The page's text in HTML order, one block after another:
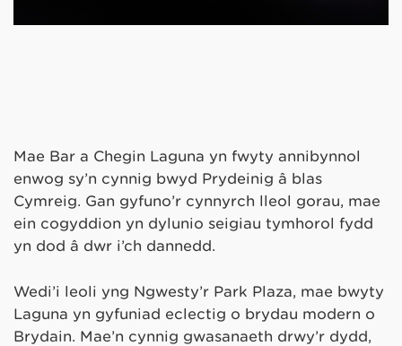
Mae Bar a Chegin Laguna yn fwyty annibynnol
enwog sy’n cynnig bwyd Prydeinig â blas
Cymreig. Gan gyfuno’r cynnyrch lleol gorau, mae
ein cogyddion yn dylunio seigiau tymhorol fydd
yn dod â dŵr i’ch dannedd.
Wedi’i leoli yng Ngwesty’r Park Plaza, mae bwyty
Laguna yn gyfuniad eclectig o brydau modern o
Brydain. Mae’n cynnig gwasanaeth drwy’r dydd,